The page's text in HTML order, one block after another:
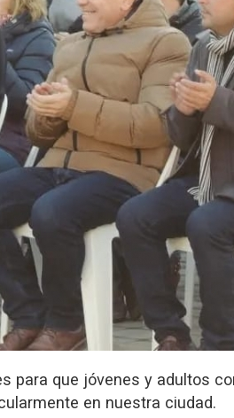
para que jóvenes y adultos
en nuestra ciudad.